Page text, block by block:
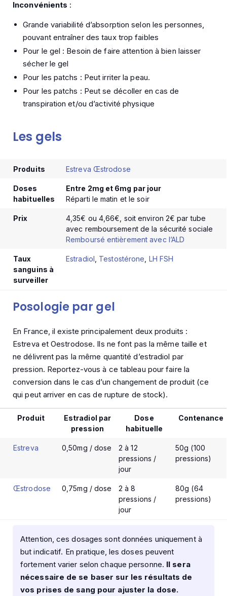
Inconvénients :
Grande variabilité d’absorption selon les personnes,
pouvant entraîner des taux trop faibles
Pour le gel : Besoin de faire attention à bien laisser
sécher le gel
Pour les patchs : Peut irriter la peau.
Pour les patchs : Peut se décoller en cas de
transpiration et/ou d’activité physique
Les gels
Produits Estreva Œstrodose
Doses
habituelles
Entre 2mg et 6mg par jour
Réparti le matin et le soir
Prix
4,35€ ou 4,66€, soit environ 2€ par tube
avec remboursement de la sécurité sociale
Remboursé entièrement avec l’ALD
Taux
sanguins à
surveiller
Estradiol Testostérone LH FSH
Posologie par gel
En France, il existe principalement deux produits :
Estreva et Oestrodose. Ils ne font pas la même taille et
ne délivrent pas la même quantité d’estradiol par
pression. Reportez-vous à ce tableau pour faire la
conversion dans le cas d’un changement de produit (ce
qui peut arriver en cas de rupture de stock).
Produit
Estradiol par
pression
Dose
habituelle
Contenance
Estreva 0,50mg / dose
2 à 12
pressions /
jour
50g (100
pressions)
Œstrodose 0,75mg / dose
2 à 8
pressions /
jour
80g (64
pressions)
Attention, ces dosages sont données uniquement à
but indicatif. En pratique, les doses peuvent
fortement varier selon chaque personne. Il sera
nécessaire de se baser sur les résultats de
vos prises de sang pour ajuster la dose.